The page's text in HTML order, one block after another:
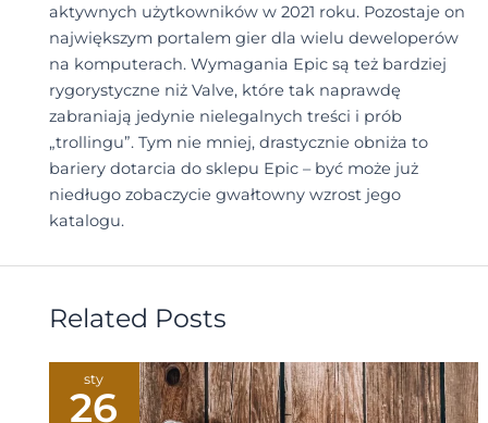
aktywnych użytkowników w 2021 roku. Pozostaje on
największym portalem gier dla wielu deweloperów
na komputerach. Wymagania Epic są też bardziej
rygorystyczne niż Valve, które tak naprawdę
zabraniają jedynie nielegalnych treści i prób
„trollingu”. Tym nie mniej, drastycznie obniża to
bariery dotarcia do sklepu Epic – być może już
niedługo zobaczycie gwałtowny wzrost jego
katalogu.
Related Posts
sty
26